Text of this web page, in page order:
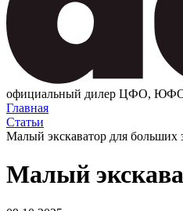
официальный дилер ЦФО,
Главная
Статьи
Малый экскаватор для больших
Малый